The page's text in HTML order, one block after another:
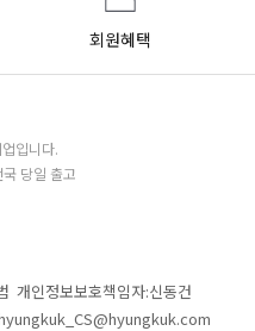
회원혜택
입니다.
당일 출고
개인정보보호책임자:신동건